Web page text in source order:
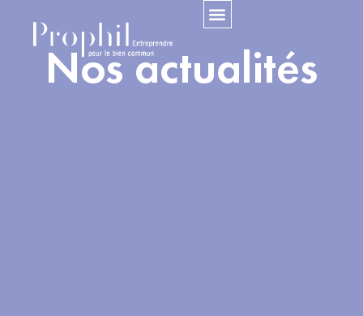
Nos actualités